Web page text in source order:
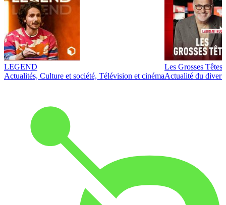
LEGEND
Actualités, Culture et société, Télévision et cinéma
Les Grosses Têtes
Actualité du